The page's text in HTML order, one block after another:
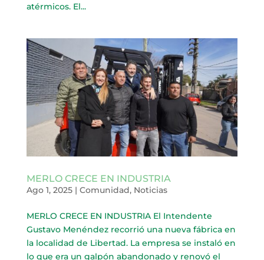
atérmicos. El...
MERLO CRECE EN INDUSTRIA
Ago 1, 2025| Comunidad, Noticias
MERLO CRECE EN INDUSTRIA El Intendente
Gustavo Menéndez recorrió una nueva fábrica en
la localidad de Libertad. La empresa se instaló en
lo que era un galpón abandonado y renovó el